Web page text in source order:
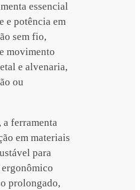
essencial
e potência em
sem fio,
movimento
e alvenaria,
ou
ferramenta
em materiais
para
prolongado,